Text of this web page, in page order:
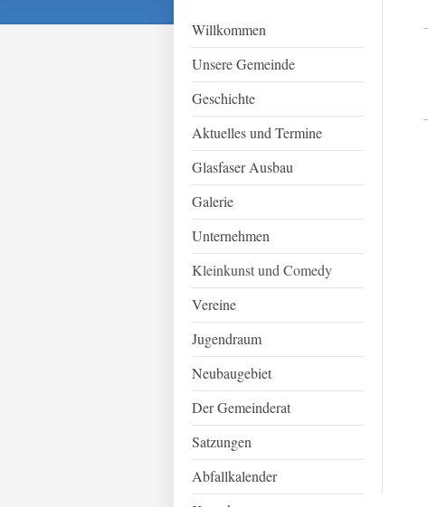
Willkommen
Unsere Gemeinde
Geschichte
Aktuelles und Termine
Glasfaser Ausbau
Galerie
Unternehmen
Kleinkunst und Comedy
Vereine
Jugendraum
Neubaugebiet
Der Gemeinderat
Satzungen
Abfallkalender